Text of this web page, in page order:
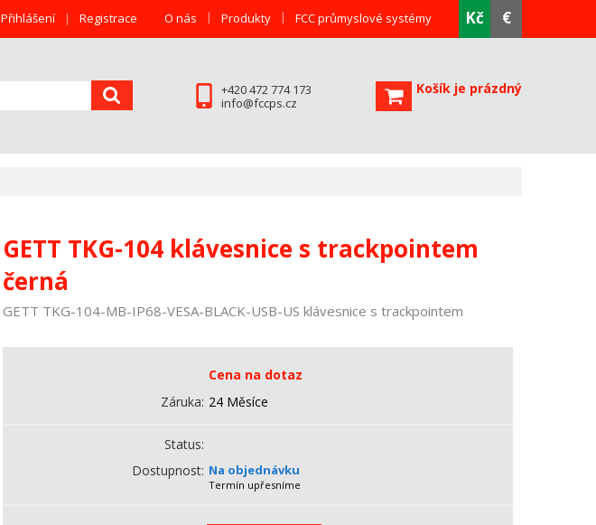
Kč €
O nás Produkty FCC průmyslové systémy
Přihlášení Registrace
Košík je prázdný
+420 472 774 173
info@fccps.cz
GETT TKG-104 klávesnice s trackpointem
černá
GETT TKG-104-MB-IP68-VESA-BLACK-USB-US klávesnice s trackpointem
Cena na dotaz
Záruka 24 Měsíce
Status
Dostupnost Na objednávku
Termín upřesníme